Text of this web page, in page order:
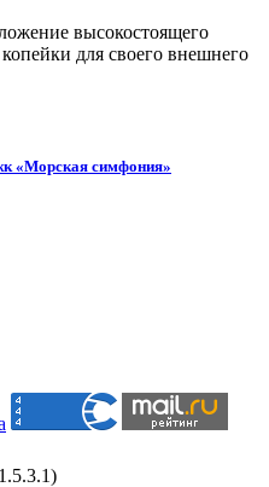
высокостоящего
для своего внешнего
«Морская симфония»